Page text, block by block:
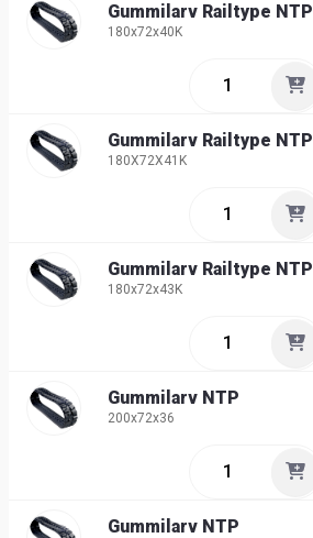
Gummilarv Railtype NTP
180x72x40K
Gummilarv Railtype NTP
180X72X41K
Gummilarv Railtype NTP
180x72x43K
Gummilarv NTP
200x72x36
Gummilarv NTP